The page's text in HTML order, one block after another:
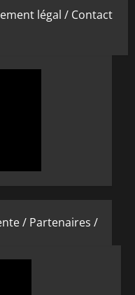
légal / Contact
/ Partenaires /